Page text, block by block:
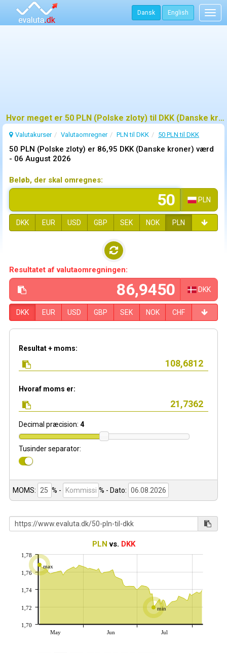
Dansk English
Hvor meget er 50 PLN (Polske zloty) til DKK (Danske kroner)?
Valutakurser Valutaomregner PLN til DKK 50 PLN til DKK
50 PLN (Polske zloty) er 86,95 DKK (Danske kroner) værd
- 06 August 2026
Beløb, der skal omregnes:
PLN
DKK EUR USD GBP SEK NOK PLN
Resultatet af valutaomregningen:
DKK
DKK EUR USD GBP SEK NOK CHF
Resultat + moms:
Hvoraf moms er:
Decimal præcision: 4
Tusinder separator:
MOMS: % - % - Dato:
PLN vs. DKK
max
min
May Jun Jul
1,70
1,72
1,74
1,76
1,78